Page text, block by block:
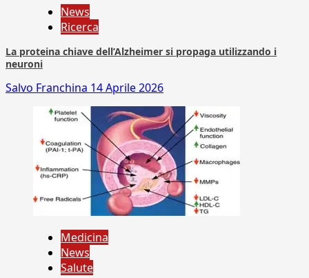
News
Ricerca
La proteina chiave dell’Alzheimer si propaga utilizzando i
neuroni
Salvo Franchina 14 Aprile 2026
Medicina
News
Salute